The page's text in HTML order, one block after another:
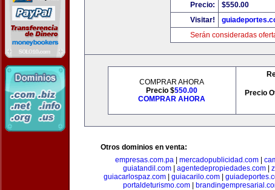
Precio:
$550.00
Visitar!
Serán consideradas
COMPRAR AHORA
Precio $550.00
COMPRAR AHORA
Precio
Otros dominios en venta:
empresas.com.pa
mercadopublicidad.com
guiatandil.com| agentedepropiedades.com|
guiacarlospaz.com
guiacarilo.com
portaldeturismo.com